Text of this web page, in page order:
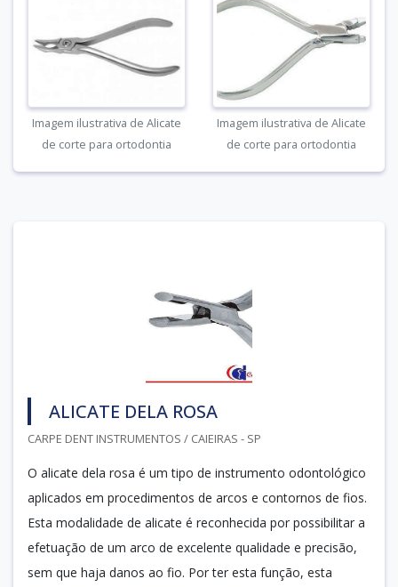
Imagem ilustrativa de Alicate
de corte para ortodontia
Imagem ilustrativa de Alicate
de corte para ortodontia
ALICATE DELA ROSA
CARPE DENT INSTRUMENTOS / CAIEIRAS - SP
O alicate dela rosa é um tipo de instrumento odontológico
aplicados em procedimentos de arcos e contornos de fios.
Esta modalidade de alicate é reconhecida por possibilitar a
efetuação de um arco de excelente qualidade e precisão,
sem que haja danos ao fio. Por ter esta função, esta